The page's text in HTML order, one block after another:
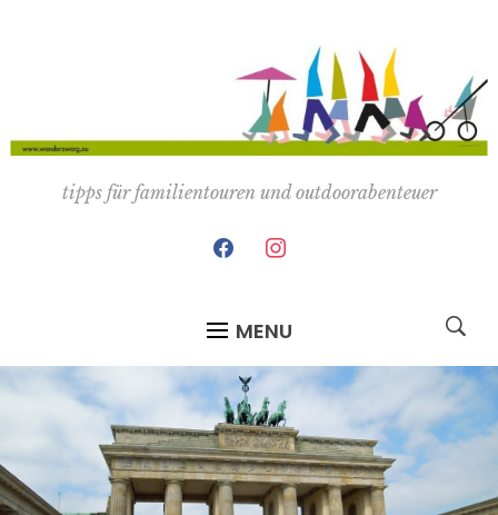
tipps für familientouren und outdoorabenteuer
facebookinstagram
MENU